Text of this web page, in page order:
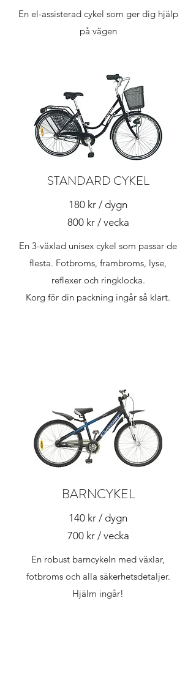
En el-assisterad cykel som ger dig hjälp
på vägen
STANDARD CYKEL
180 kr / dygn
800 kr / vecka
En 3-växlad unisex cykel som passar de
flesta. Fotbroms, frambroms, lyse,
reflexer och ringklocka.
Korg för din packning ingår så klart.
BARNCYKEL
140 kr / dygn
700 kr / vecka
En robust barncykeln med växlar,
fotbroms och alla säkerhetsdetaljer.
Hjälm ingår!